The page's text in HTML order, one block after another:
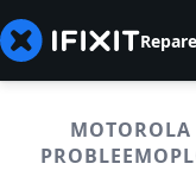
MOTOROLA